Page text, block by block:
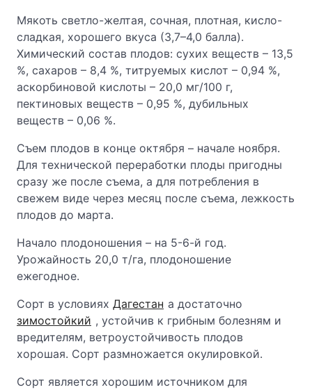
Мякоть светло-желтая, сочная, плотная, кисло-
сладкая, хорошего вкуса (3,7–4,0 балла).
Химический состав плодов: сухих веществ – 13,5
%, сахаров – 8,4 %, титруемых кислот – 0,94 %,
аскорбиновой кислоты – 20,0 мг/100 г,
пектиновых веществ – 0,95 %, дубильных
веществ – 0,06 %.
Съем плодов в конце октября – начале ноября.
Для технической переработки плоды пригодны
сразу же после съема, а для потребления в
свежем виде через месяц после съема, лежкость
плодов до марта.
Начало плодоношения – на 5-6-й год.
Урожайность 20,0 т/га, плодоношение
ежегодное.
Сорт в условиях Дагестан а достаточно
зимостойкий , устойчив к грибным болезням и
вредителям, ветроустойчивость плодов
хорошая. Сорт размножается окулировкой.
Сорт является хорошим источником для